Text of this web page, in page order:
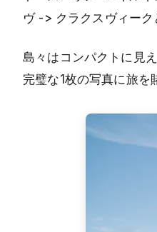
ヴ -> クラクスヴィー
島々はコンパクトに見
完璧な1枚の写真に旅を